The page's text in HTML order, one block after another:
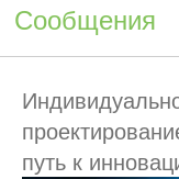
Сообщения
путь к